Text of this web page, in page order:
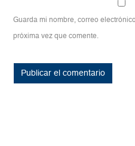
Guarda mi nombre, correo
próxima vez que comente.